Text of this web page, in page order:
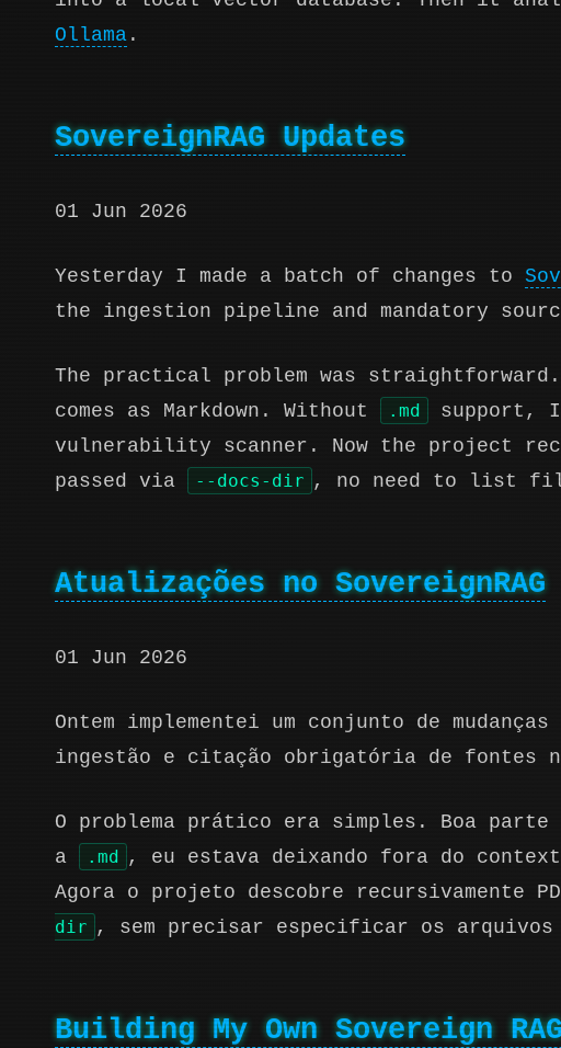
Ollama .
SovereignRAG Updates
01 Jun 2026
Yesterday I made a batch of changes to
the ingestion pipeline and mandatory
The practical problem was
comes as Markdown. Without
.md
support,
vulnerability scanner. Now the project
passed via
--docs-dir , no need to list
Atualizações no SovereignRAG
01 Jun 2026
Ontem implementei um conjunto de mudanças
ingestão e citação obrigatória de fontes
O problema prático era simples. Boa parte da
a
.md , eu estava deixando fora do
Agora o projeto descobre recursivamente
dir , sem precisar especificar os arquivos
Building My Own Sovereign